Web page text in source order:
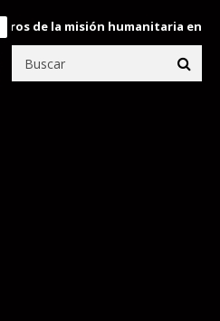
la misión humanitaria enviada a